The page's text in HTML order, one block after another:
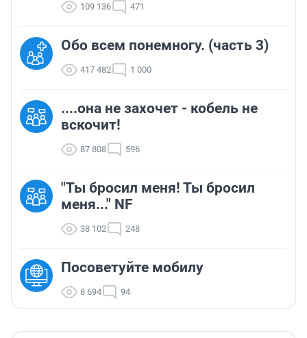
109 136 471
Обо всем понемногу. (часть 3)
417 482 1 000
....она не захочет - кобель не
вскочит!
87 808 596
"Ты бросил меня! Ты бросил
меня..." NF
38 102 248
Посоветуйте мобилу
8 694 94